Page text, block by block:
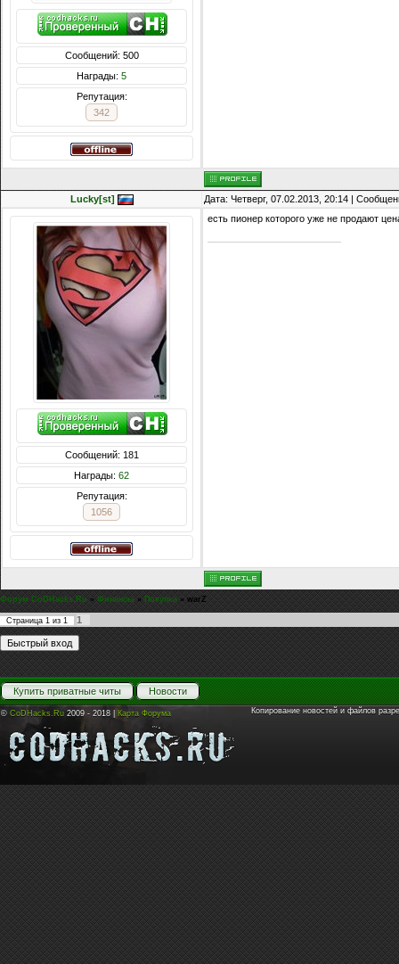
Сообщений: 500
Награды: 5
Репутация:
342
Lucky[st] Дата: Четверг, 07.02.2013, 20:14 |
Сообщений: 181
Награды: 62
Репутация:
1056
есть пионер которого уже не продают
Форум CoDHacks.Ru » Финансы » Покупка » warZ
Страница 1 из 1 1
Купить приватные читы Новости
© CoDHacks.Ru 2009 - 2018 | Карта Форума Копирование новостей и файлов